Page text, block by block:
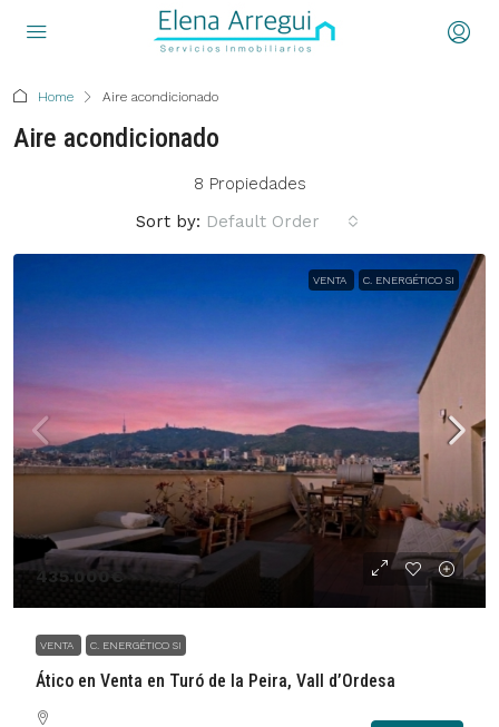
Home Aire acondicionado
Aire acondicionado
8 Propiedades
Sort by: Default Order
VENTA C. ENERGÉTICO SI
435.000€
VENTA C. ENERGÉTICO SI
Ático en Venta en Turó de la Peira, Vall d’Ordesa